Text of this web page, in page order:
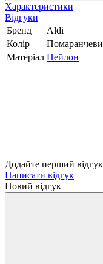
Характеристики
Відгуки
Бренд
Aldi
Колір
Матеріал Нейлон
Додайте перший відгук
Написати відгук
Новий відгук